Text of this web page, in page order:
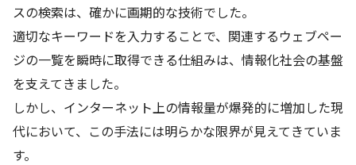
スの検索は、確かに画期的な技術でした。
適切なキーワードを入力することで、関連するウェブペー
ジの一覧を瞬時に取得できる仕組みは、情報化社会の基盤
を支えてきました。
しかし、インターネット上の情報量が爆発的に増加した現
代において、この手法には明らかな限界が見えてきていま
す。